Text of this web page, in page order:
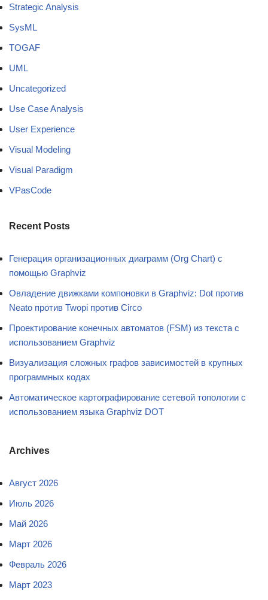
Strategic Analysis
SysML
TOGAF
UML
Uncategorized
Use Case Analysis
User Experience
Visual Modeling
Visual Paradigm
VPasCode
Recent Posts
Генерация организационных диаграмм (Org Chart) с
помощью Graphviz
Овладение движками компоновки в Graphviz: Dot против
Neato против Twopi против Circo
Проектирование конечных автоматов (FSM) из текста с
использованием Graphviz
Визуализация сложных графов зависимостей в крупных
программных кодах
Автоматическое картографирование сетевой топологии с
использованием языка Graphviz DOT
Archives
Август 2026
Июль 2026
Май 2026
Март 2026
Февраль 2026
Март 2023